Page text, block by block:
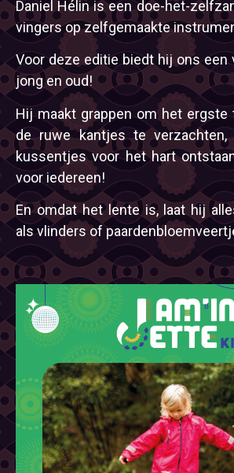
Daniel Hélin is een doe-het-
vingers op zelfgemaakte
Voor deze editie biedt hij ons een
jong en oud!
Hij maakt grappen om het ergste
de ruwe kantjes te
kussentjes voor het hart
voor iedereen!
En omdat het lente is, laat hij
als vlinders of